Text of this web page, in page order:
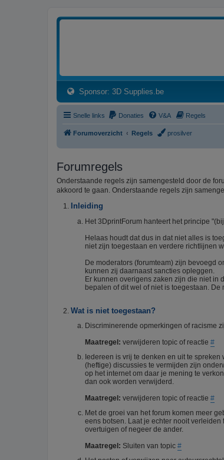
Sponsor: 3D Supplies.be(Opens a new tab)
Snelle links Donaties V&A Regels
Forumoverzicht Regels prosilver
Forumregels
Onderstaande regels zijn samengesteld door de
akkoord te gaan. Onderstaande regels zijn
Inleiding
Het 3DprintForum hanteert het principe
Helaas houdt dat dus in dat niet alles is
niet zijn toegestaan en verdere richtlijnen
De moderators (forumteam) zijn bevoegd
kunnen zij daarnaast sancties opleggen.
Er kunnen overigens zaken zijn die niet in
bepalen of dit wel of niet is toegestaan.
Wat is niet toegestaan?
Discriminerende opmerkingen of racisme
Maatregel: verwijderen topic of reactie #
Iedereen is vrij te denken en uit te
(heftige) discussies te vermijden zijn
op het internet om daar je mening te
dan ook worden verwijderd.
Maatregel: verwijderen topic of reactie #
Met de groei van het forum komen meer
eens botsen. Laat je echter nooit
overtuigen of negeer de ander.
Maatregel: Sluiten van topic #